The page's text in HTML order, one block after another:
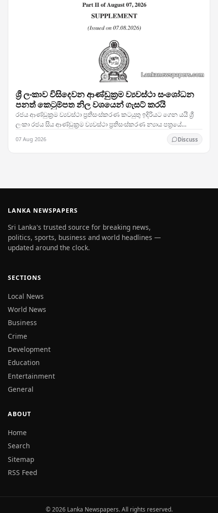
ශ්‍රී ලංකාව විසිදෙවන ආණ්ඩුක්‍රම ව්‍යවස්ථා සංශෝධන
පනත් කෙටුම්පත නිල වශයෙන් ගැසට් කරයි
රජය ආණ්ඩුක්‍රම ව්‍යවස්ථා ප්‍රතිසංස්කරණ කටයුතු ඉදිරියට ගෙන යයි ශ්‍රී
ලංකා රජය සිය ආණ්ඩුක්‍රම ව්‍යවස්ථා ප්‍රතිසංස්කරණ න්‍යාය පත්‍රයේ
07 Aug 2026 Discuss
LANKA NEWSPAPERS
Sri Lanka's trusted source for breaking news,
politics, sports, business and world headlines —
updated around the clock.
SECTIONS
Local News
World News
Business
Crime
Development
Education
Entertainment
General
ABOUT
Home
Search
Sitemap
RSS Feed
© 2026 Lanka Newspapers. All rights reserved.